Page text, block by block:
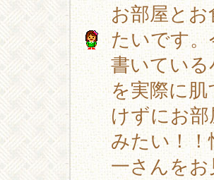
お部屋と
たいです
書いている
を実際に
けずにお
みたい！！
一さんを